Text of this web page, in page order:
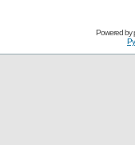
Powered by